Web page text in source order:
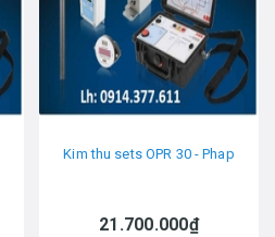
Kim thu sets OPR 30 - Phap
21.700.000₫